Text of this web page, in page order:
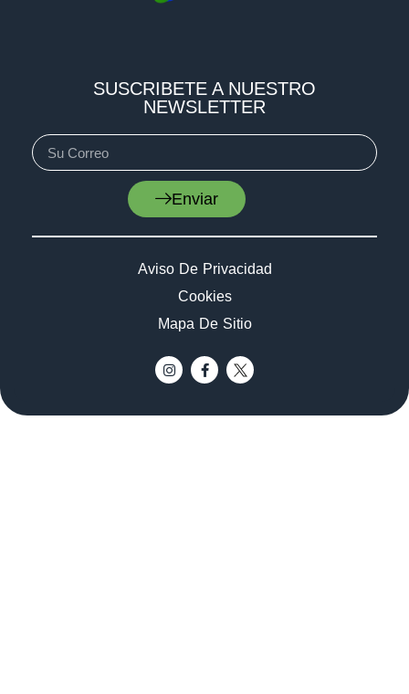
SUSCRIBETE A NUESTRO
NEWSLETTER
Enviar
Aviso De Privacidad
Cookies
Mapa De Sitio